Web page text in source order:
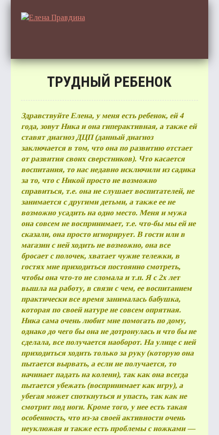
ТРУДНЫЙ РЕБЕНОК
Здравствуйте Елена, у меня есть ребенок, ей 4
года, зовут Ника и она гиперактивная, а также ей
ставят диагноз ДЦП (данный диагноз
заключается в том, что она по развитию отстает
от развития своих сверстников). Что касается
воспитания, то нас недавно исключили из садика
за то, что с Никой просто не возможно
справиться, т.е. она не слушает воспитателей, не
занимается с другими детьми, а также ее не
возможно усадить на одно место. Меня и мужа
она совсем не воспринимает, т.е. что-бы мы ей не
сказали, она просто игнорирует. В гости или в
магазин с ней ходить не возможно, она все
бросает с полочек, хватает чужие тележки, в
гостях мне приходиться постоянно смотреть,
чтобы она что-то не сломала и т.п. Я с 2х лет
вышла на работу, в связи с чем, ее воспитанием
практически все время занималась бабушка,
которая по своей натуре не совсем опрятная.
Ника сама очень любит мне помогать по дому,
однако до чего бы она не дотронулась и что бы не
сделала, все получается наоборот. На улице с ней
приходиться ходить только за руку (которую она
пытается вырвать, а если не получается, то
начинает падать на колени), так как она всегда
пытается убежать (воспринимает как игру), а
убегая может споткнуться и упасть, так как не
смотрит под ноги. Кроме того, у нее есть такая
особенность, что из-за своей активности очень
неуклюжая и также есть проблемы с ножками —